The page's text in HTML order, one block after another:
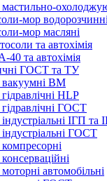
мор водорозчинні
мор масляні
та автохімія
40 та автохімія
ГОСТ та ТУ
ВМ
HLP
ГОСТ
ІГП та
ГОСТ
автомобільні